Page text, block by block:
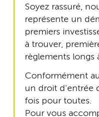
Soyez rassuré,
représente un
premiers
à trouver,
règlements longs
Conformément
un droit d'entrée
fois pour toutes.
Pour vous